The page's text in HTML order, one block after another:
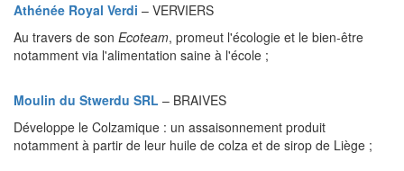
Athénée Royal Verdi – VERVIERS
Au travers de son Ecoteam, promeut l'écologie et le bien-être
notamment via l'alimentation saine à l'école ;
Moulin du Stwerdu SRL – BRAIVES
Développe le Colzamique : un assaisonnement produit
notamment à partir de leur huile de colza et de sirop de Liège ;